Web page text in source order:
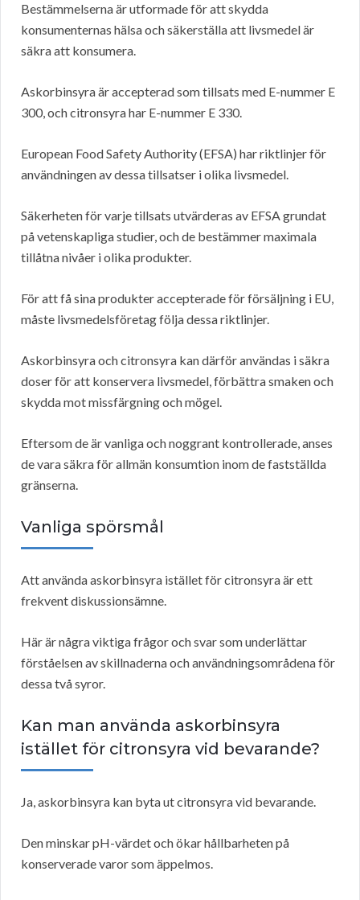
Bestämmelserna är utformade för att skydda
konsumenternas hälsa och säkerställa att livsmedel är
säkra att konsumera.
Askorbinsyra är accepterad som tillsats med E-nummer E
300, och citronsyra har E-nummer E 330.
European Food Safety Authority (EFSA) har riktlinjer för
användningen av dessa tillsatser i olika livsmedel.
Säkerheten för varje tillsats utvärderas av EFSA grundat
på vetenskapliga studier, och de bestämmer maximala
tillåtna nivåer i olika produkter.
För att få sina produkter accepterade för försäljning i EU,
måste livsmedelsföretag följa dessa riktlinjer.
Askorbinsyra och citronsyra kan därför användas i säkra
doser för att konservera livsmedel, förbättra smaken och
skydda mot missfärgning och mögel.
Eftersom de är vanliga och noggrant kontrollerade, anses
de vara säkra för allmän konsumtion inom de fastställda
gränserna.
Vanliga spörsmål
Att använda askorbinsyra istället för citronsyra är ett
frekvent diskussionsämne.
Här är några viktiga frågor och svar som underlättar
förståelsen av skillnaderna och användningsområdena för
dessa två syror.
Kan man använda askorbinsyra
istället för citronsyra vid bevarande?
Ja, askorbinsyra kan byta ut citronsyra vid bevarande.
Den minskar pH-värdet och ökar hållbarheten på
konserverade varor som äppelmos.